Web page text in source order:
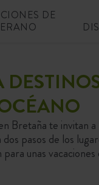
DE
te invitan
pasos de los
unas